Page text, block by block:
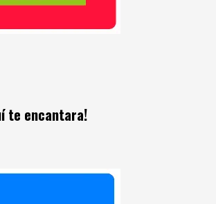
te encantara!